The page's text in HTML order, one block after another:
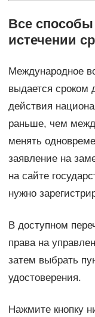
Все
истечении
Международное
выдается сроком
действия
раньше, чем
менять
заявление на
на сайте
нужно
В доступном
права на
затем выбрать
удостоверения.
Нажмите кнопку